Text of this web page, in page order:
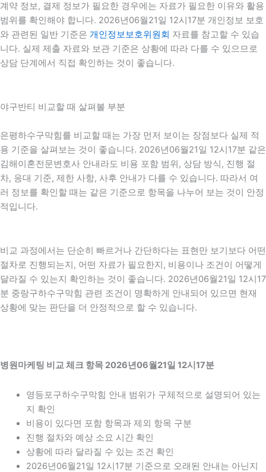
계약 정보, 결제 정보가 필요한 경우에는 자료가 필요한 이유와 활용
범위를 확인해야 합니다. 2026년06월21일 12시17분 개인정보 보호
와 관련된 일반 기준은 개인정보보호위원회 자료를 참고할 수 있습
니다. 실제 제출 자료와 보관 기준은 상황에 따라 다를 수 있으므로
상담 단계에서 직접 확인하는 것이 좋습니다.
야구반티 비교할 때 살펴볼 부분
은평하수구막힘를 비교할 때는 가장 먼저 보이는 장점보다 실제 적
용 기준을 살펴보는 것이 좋습니다. 2026년06월21일 12시17분 같은
김해이혼전문변호사 안내라도 비용 포함 범위, 상담 방식, 진행 절
차, 응대 기준, 제한 사항, 사후 안내가 다를 수 있습니다. 따라서 여
러 정보를 확인할 때는 같은 기준으로 항목을 나누어 보는 것이 안정
적입니다.
비교 과정에서는 단순히 빠르거나 간단하다는 표현만 보기보다 어떤
절차로 진행되는지, 어떤 자료가 필요한지, 비용이나 조건이 어떻게
달라질 수 있는지 확인하는 것이 좋습니다. 2026년06월21일 12시17
분 중랑구하수구막힘 관련 조건이 명확하게 안내되어 있으면 현재
상황에 맞는 판단을 더 안정적으로 할 수 있습니다.
병원마케팅 비교 체크 항목 2026년06월21일 12시17분
영등포구하수구막힘 안내 범위가 구체적으로 설명되어 있는
지 확인
비용이 있다면 포함 항목과 제외 항목 구분
진행 절차와 예상 소요 시간 확인
상황에 따라 달라질 수 있는 조건 확인
2026년06월21일 12시17분 기준으로 오래된 안내는 아닌지